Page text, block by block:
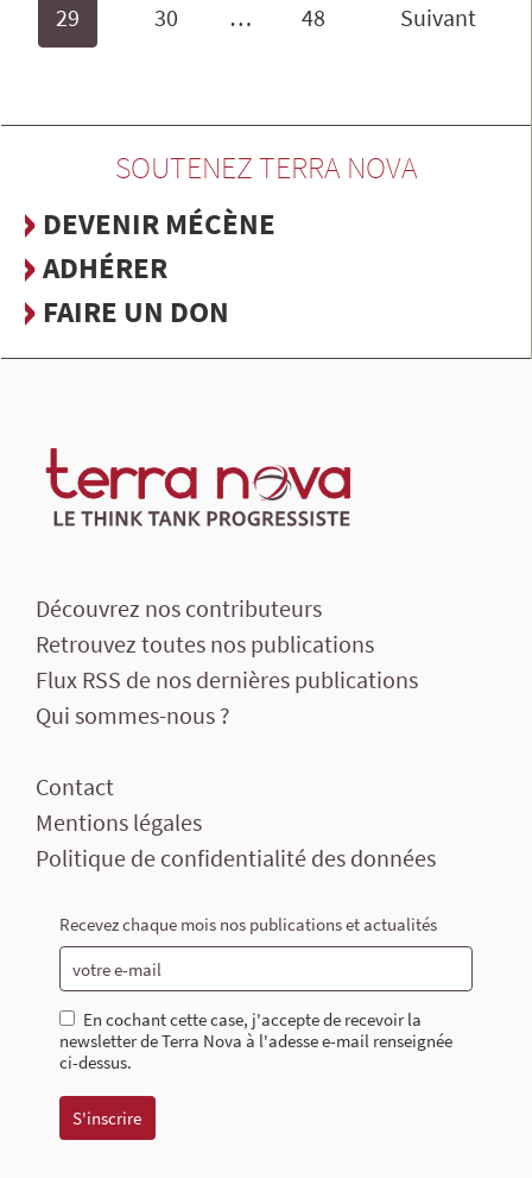
29 30 … 48 Suivant
SOUTENEZ TERRA NOVA
DEVENIR MÉCÈNE
ADHÉRER
FAIRE UN DON
Découvrez nos contributeurs
Retrouvez toutes nos publications
Flux RSS de nos dernières publications
Qui sommes-nous ?
Contact
Mentions légales
Politique de confidentialité des données
Recevez chaque mois nos publications et actualités
En cochant cette case, j'accepte de recevoir la
newsletter de Terra Nova à l'adesse e-mail renseignée
ci-dessus.